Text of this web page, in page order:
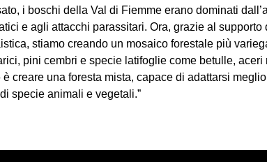
i boschi della Val di Fiemme erano dominati
e agli attacchi parassitari. Ora, grazie al
stiamo creando un mosaico forestale più
pini cembri e specie latifoglie come betulle,
è creare una foresta mista, capace di adattarsi
specie animali e vegetali.”